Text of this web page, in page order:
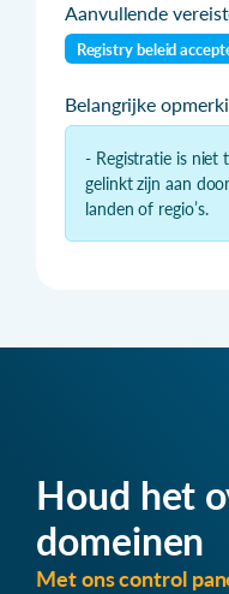
Aanvullende
Registry beleid
Belangrijke
- Registratie is niet
gelinkt zijn aan
landen of regio’s.
Houd het
domeinen
Met ons control